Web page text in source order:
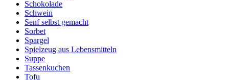
Schokolade
Schwein
Senf selbst gemacht
Sorbet
Spargel
Spielzeug aus Lebensmitteln
Suppe
Tassenkuchen
Tofu